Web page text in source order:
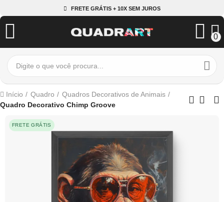
FRETE GRÁTIS + 10X SEM JUROS
0
Início Quadro
Quadros Decorativos de Animais
Quadro Decorativo Chimp Groove
FRETE GRÁTIS